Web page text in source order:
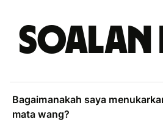
Soalan
Bagaimanakah saya
mata wang?